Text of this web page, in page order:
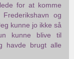
for at komme
og
kunne jo ikke så
kunne blive til
havde brugt alle